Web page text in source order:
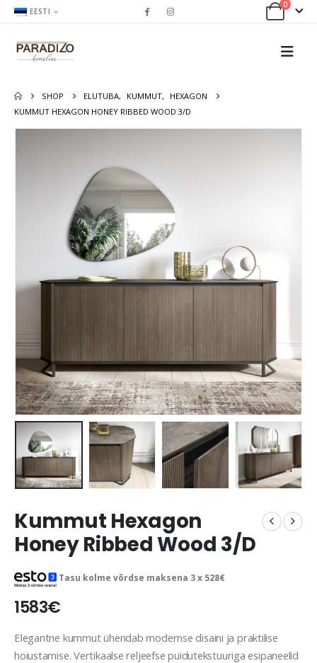
EESTI
0
SHOP ELUTUBA, KUMMUT,
HEXAGON
KUMMUT HEXAGON HONEY RIBBED WOOD 3/D
Kummut Hexagon
Honey Ribbed Wood 3/D
Tasu kolme võrdse maksena 3 x 528€
1583€
Elegantne kummut ühendab modernse disaini ja praktilise
hoiustamise. Vertikaalse reljeefse puidutekstuuriga esipaneelid